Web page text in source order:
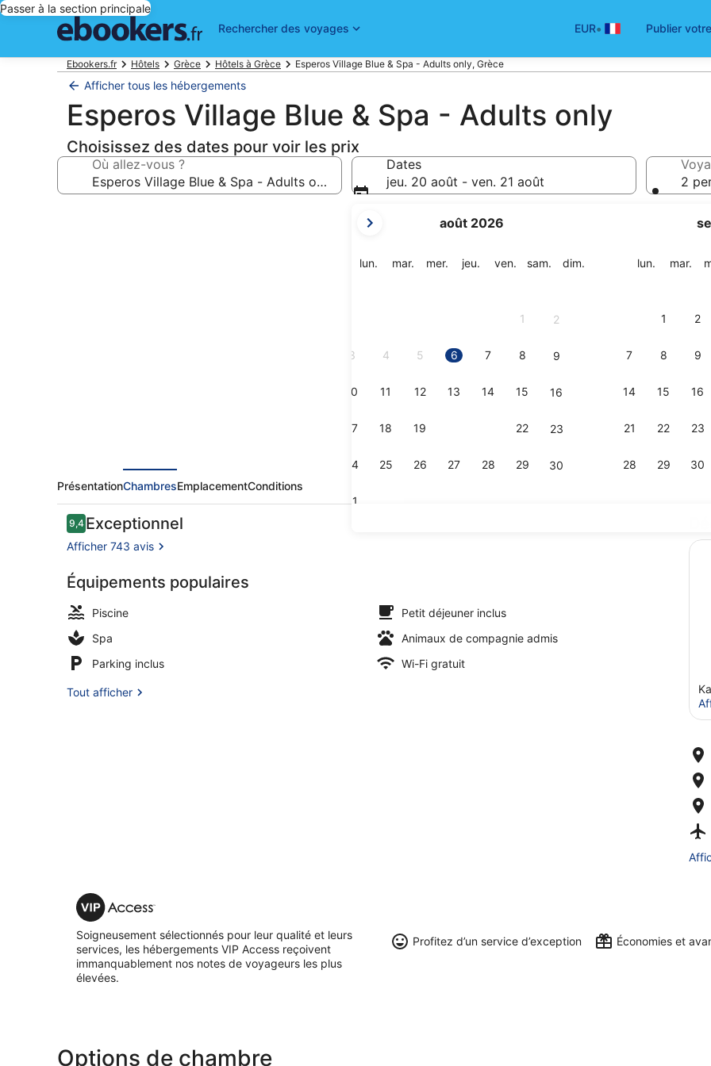
Passer à la section principale
Rechercher des voyages
EUR• Publier
Ebookers.fr Hôtels Grèce Hôtels à Grèce Esperos Village Blue & Spa - Adults only, Grèce
Afficher tous les hébergements
Esperos Village Blue & Spa - Adults only
Choisissez des dates pour voir les prix
Où allez-vous ?
Dates
jeu. 20 août - ven. 21 août
mois
sont
août 2026
lun. lundimar. mardi
mer. mercredi
jeu. jeudiven. vendredi
sam. samedi
dim.
1 2
3 4 5 6 7 8 9
10 11 12 13 14 15 16
17 18 19 22 23
24 25 26 27 28 29 30
31
lun. lundimar.
1 2
7 8 9
14 15 16
21 22 23
28 29 30
2
Espace de soins pour les couples, sauna, bain à remous, hammam
4
PrésentationChambresEmplacementConditions
Avis
voyageurs
9,49,4 sur 10
Exceptionnel
Afficher 743 avis
Équipements populaires
Piscine
Petit déjeuner inclus
Spa
Animaux de compagnie admis
Parking inclus
Wi-Fi gratuit
Tout afficher
VIP
Access
Soigneusement sélectionnés pour leur qualité et leurs
services, les hébergements VIP Access reçoivent
immanquablement nos notes de voyageurs les plus
élevées.
Profitez d’un service d’exception Économies et
Options de chambre